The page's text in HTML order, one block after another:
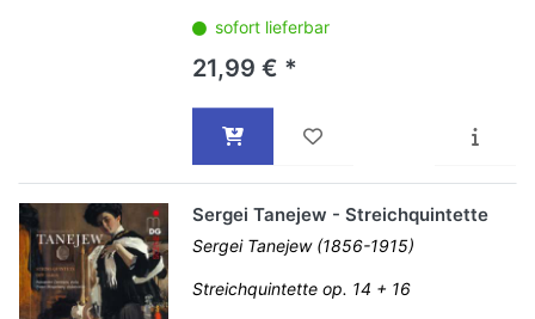
sofort lieferbar
21,99 € *
Sergei Tanejew - Streichquintette
Sergei Tanejew (1856-1915)
Streichquintette op. 14 + 16